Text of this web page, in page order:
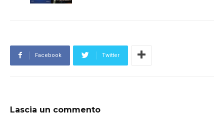
Facebook Twitter
Lascia un commento